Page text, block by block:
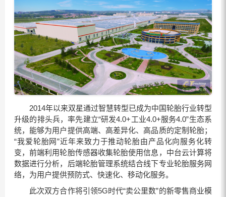
2014年以来双星通过智慧转型已成为中国轮胎行业转型
升级的排头兵，率先建立“研发4.0+工业4.0+服务4.0”生态系
统，能够为用户提供高端、高差异化、高品质的定制轮胎；
“我爱轮胎网”近年来致力于推动轮胎由产品化向服务化转
变，前端利用轮胎传感器收集轮胎使用信息，中台云计算将
数据进行分析，后端轮胎管理系统结合线下专业轮胎服务网
络，为用户提供预防式、快速化、移动化服务。
此次双方合作将引领5G时代“卖公里数”的新零售商业模